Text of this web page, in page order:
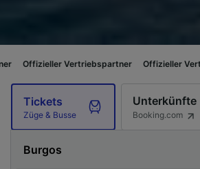
Vertriebspartner Offizieller Vertriebspartner
Tickets
Züge & Busse
Unterkünfte
Booking.com